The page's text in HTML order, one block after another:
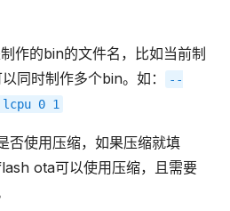
作的bin的文件名，比如当前制
同时制作多个bin。如：
--
lcpu 0 1
否使用压缩，如果压缩就填
ota可以使用压缩，且需要